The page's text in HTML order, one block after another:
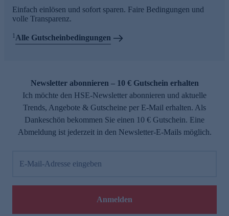
Einfach einlösen und sofort sparen. Faire Bedingungen und
volle Transparenz.
1Alle Gutscheinbedingungen
Newsletter abonnieren – 10 € Gutschein erhalten
Ich möchte den HSE-Newsletter abonnieren und aktuelle
Trends, Angebote & Gutscheine per E-Mail erhalten. Als
Dankeschön bekommen Sie einen 10 € Gutschein. Eine
Abmeldung ist jederzeit in den Newsletter-E-Mails möglich.
E-Mail-Adresse eingeben
Anmelden